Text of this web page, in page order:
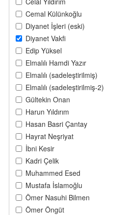
Cemal Külünkoğlu
Diyanet İşleri (eski)
Diyanet Vakfi
Edip Yüksel
Elmalılı Hamdi Yazır
Elmalılı (sadeleştirilmiş)
Elmalılı (sadeleştirilmiş-2)
Gültekin Onan
Harun Yıldırım
Hasan Basri Çantay
Hayrat Neşriyat
İbni Kesir
Kadri Çelik
Muhammed Esed
Mustafa İslamoğlu
Ömer Nasuhi Bilmen
Ömer Öngüt